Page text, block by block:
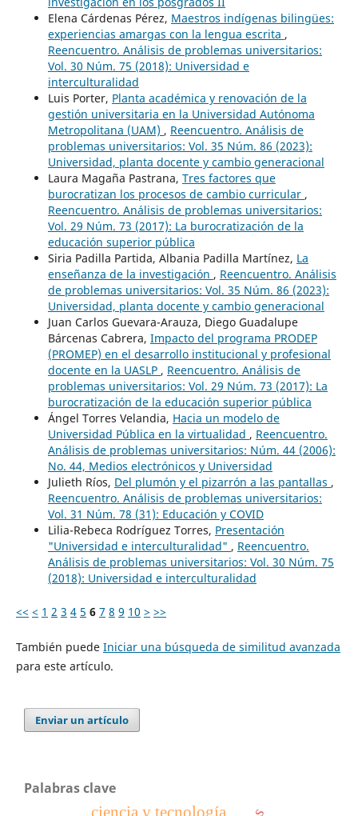
Elena Cárdenas Pérez, Maestros indígenas bilingües:
experiencias amargas con la lengua escrita ,
Reencuentro. Análisis de problemas universitarios:
Vol. 30 Núm. 75 (2018): Universidad e
interculturalidad
Luis Porter, Planta académica y renovación de la
gestión universitaria en la Universidad Autónoma
Metropolitana (UAM) , Reencuentro. Análisis de
problemas universitarios: Vol. 35 Núm. 86 (2023):
Universidad, planta docente y cambio generacional
Laura Magaña Pastrana, Tres factores que
burocratizan los procesos de cambio curricular ,
Reencuentro. Análisis de problemas universitarios:
Vol. 29 Núm. 73 (2017): La burocratización de la
educación superior pública
Siria Padilla Partida, Albania Padilla Martínez, La
enseñanza de la investigación , Reencuentro. Análisis
de problemas universitarios: Vol. 35 Núm. 86 (2023):
Universidad, planta docente y cambio generacional
Juan Carlos Guevara-Arauza, Diego Guadalupe
Bárcenas Cabrera, Impacto del programa PRODEP
(PROMEP) en el desarrollo institucional y profesional
docente en la UASLP , Reencuentro. Análisis de
problemas universitarios: Vol. 29 Núm. 73 (2017): La
burocratización de la educación superior pública
Ángel Torres Velandia, Hacia un modelo de
Universidad Pública en la virtualidad , Reencuentro.
Análisis de problemas universitarios: Núm. 44 (2006):
No. 44, Medios electrónicos y Universidad
Julieth Ríos, Del plumón y el pizarrón a las pantallas ,
Reencuentro. Análisis de problemas universitarios:
Vol. 31 Núm. 78 (31): Educación y COVID
Lilia-Rebeca Rodríguez Torres, Presentación
"Universidad e interculturalidad" , Reencuentro.
Análisis de problemas universitarios: Vol. 30 Núm. 75
(2018): Universidad e interculturalidad
<< < 1 2 3 4 5 6 7 8 9 10 > >>
También puede Iniciar una búsqueda de similitud avanzada
para este artículo.
Enviar un artículo
Palabras clave
ciencia y tecnología